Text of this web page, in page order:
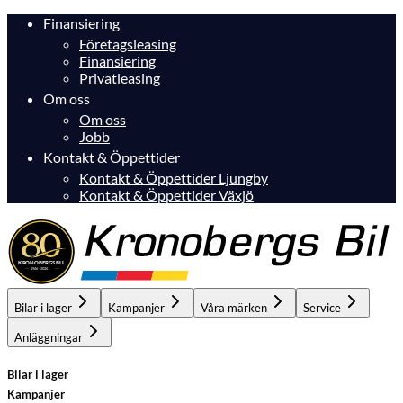
Finansiering
Företagsleasing
Finansiering
Privatleasing
Om oss
Om oss
Jobb
Kontakt & Öppettider
Kontakt & Öppettider Ljungby
Kontakt & Öppettider Växjö
Bilar i lager Kampanjer Våra märken Service
Anläggningar
Bilar i lager
Kampanjer